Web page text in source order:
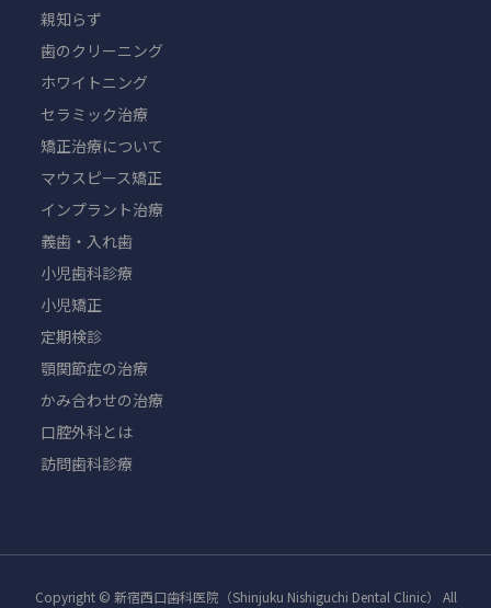
親知らず
歯のクリーニング
ホワイトニング
セラミック治療
矯正治療について
マウスピース矯正
インプラント治療
義歯・入れ歯
小児歯科診療
小児矯正
定期検診
顎関節症の治療
かみ合わせの治療
口腔外科とは
訪問歯科診療
Copyright © 新宿西口歯科医院（Shinjuku Nishiguchi Dental Clinic） All